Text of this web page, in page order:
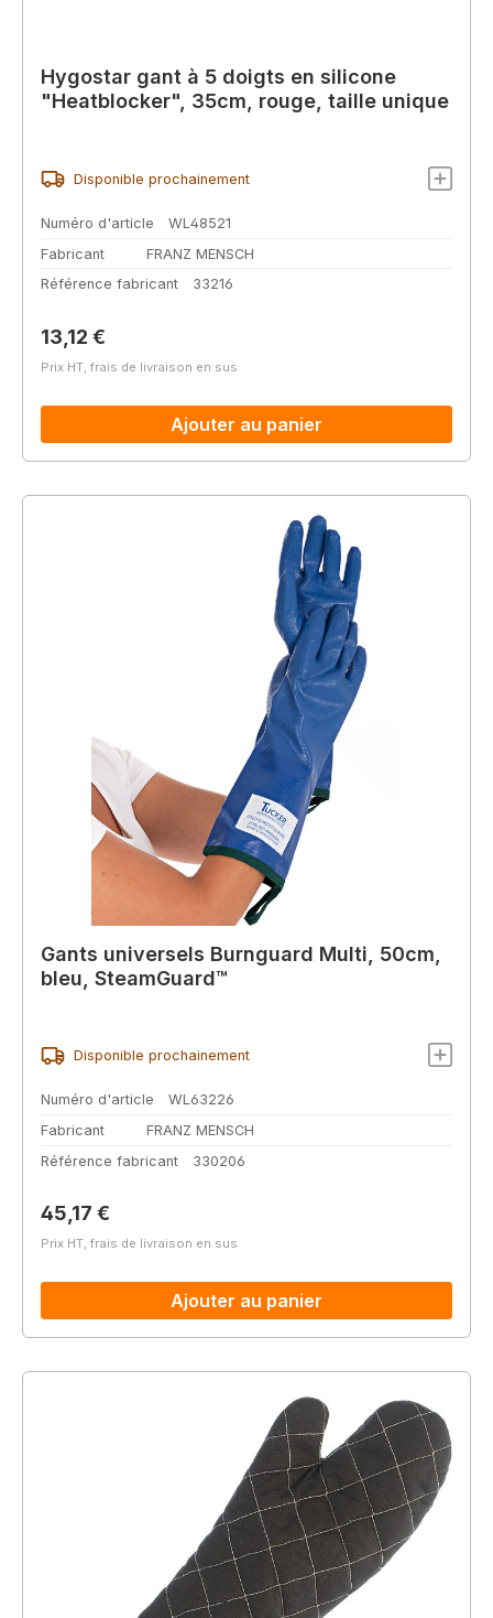
Hygostar gant à 5 doigts en silicone
"Heatblocker", 35cm, rouge, taille unique
Disponible prochainement
Numéro d'article
WL48521
Fabricant
FRANZ MENSCH
Référence fabricant
33216
Prix régulier :
13,12 €
Prix HT, frais de livraison en sus
Ajouter au panier
Gants universels Burnguard Multi, 50cm,
bleu, SteamGuard™
Disponible prochainement
Numéro d'article
WL63226
Fabricant
FRANZ MENSCH
Référence fabricant
330206
Prix régulier :
45,17 €
Prix HT, frais de livraison en sus
Ajouter au panier